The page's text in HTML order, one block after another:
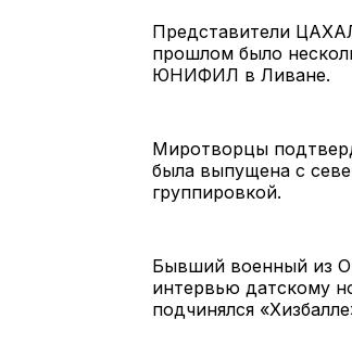
Представители
прошлом было
ЮНИФИЛ в Ливане.
Миротворцы
была выпущена с
группировкой.
Бывший военный из
интервью датскому
подчинялся